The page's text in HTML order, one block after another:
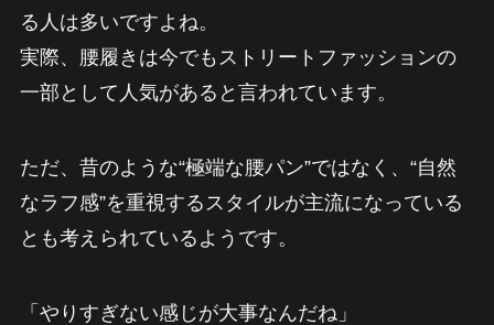
る人は多いですよね。
実際、腰履きは今でもストリートファッションの
一部として人気があると言われています。
ただ、昔のような“極端な腰パン”ではなく、“自然
なラフ感”を重視するスタイルが主流になっている
とも考えられているようです。
「やりすぎない感じが大事なんだね」